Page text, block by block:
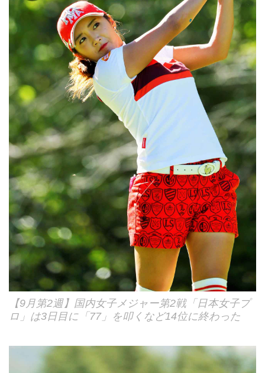
【9月第2週】国内女子メジャー第2戦「日本女子プ
ロ」は3日目に「77」を叩くなど14位に終わった